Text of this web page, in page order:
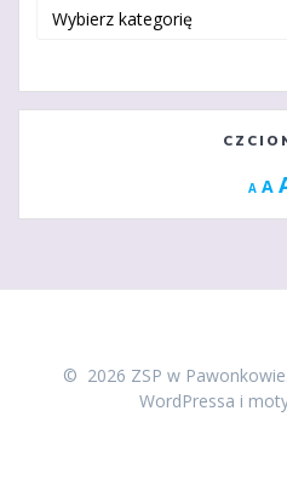
A A
© 2026 ZSP w
WordPressa i